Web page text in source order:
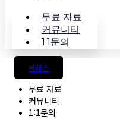
무료 자료
커뮤니티
1:1문의
클래스
무료 자료
커뮤니티
1:1문의